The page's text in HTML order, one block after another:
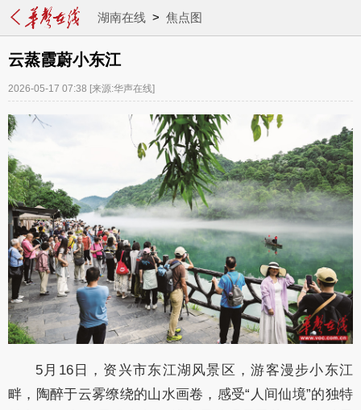
湖南在线> 焦点图
云蒸霞蔚小东江
2026-05-17 07:38 [来源:华声在线]
5月16日，资兴市东江湖风景区，游客漫步小东江
畔，陶醉于云雾缭绕的山水画卷，感受“人间仙境”的独特